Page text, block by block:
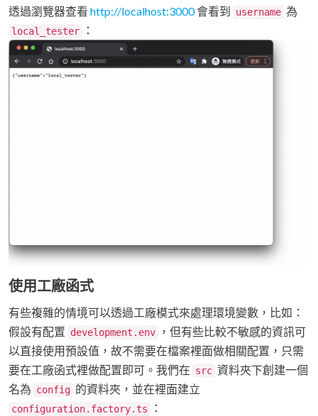
透過瀏覽器查看 http://localhost:3000會看到 username 為
local_tester ：
使用工廠函式
有些複雜的情境可以透過工廠模式來處理環境變數，比如：
假設有配置 development.env
，但有些比較不敏感的資訊可
以直接使用預設值，故不需要在檔案裡面做相關配置，只需
要在工廠函式裡做配置即可。我們在 src 資料夾下創建一個
名為 config 的資料夾，並在裡面建立
configuration.factory.ts ：